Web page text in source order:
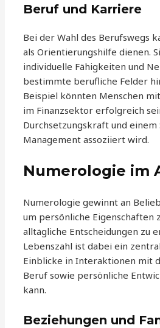
Beruf und Karriere
Bei der Wahl des Berufswegs
als Orientierungshilfe dienen.
individuelle Fähigkeiten und
bestimmte berufliche Felder
Beispiel könnten Menschen
im Finanzsektor erfolgreich
Durchsetzungskraft und einem
Management assoziiert wird.
Numerologie im
Numerologie gewinnt an
um persönliche Eigenschaften
alltägliche Entscheidungen zu
Lebenszahl ist dabei ein
Einblicke in Interaktionen mit
Beruf sowie persönliche
kann.
Beziehungen und